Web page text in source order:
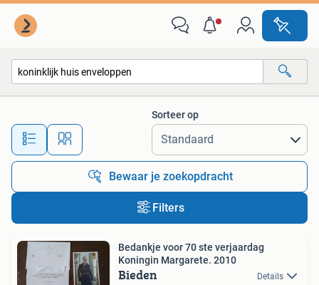
Alle afstanden…
Sorteer op
Bewaar je zoekopdracht
Filters
Bedankje voor 70 ste verjaardag
Koningin Margarete. 2010
Bieden Details